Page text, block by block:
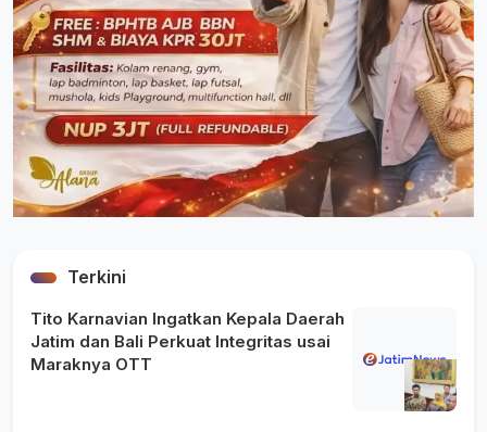
Terkini
Tito Karnavian Ingatkan Kepala Daerah
Jatim dan Bali Perkuat Integritas usai
Maraknya OTT